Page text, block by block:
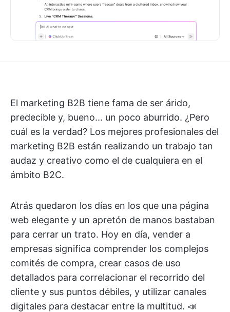
El marketing B2B tiene fama de ser árido,
predecible y, bueno... un poco aburrido. ¿Pero
cuál es la verdad? Los mejores profesionales del
marketing B2B están realizando un trabajo tan
audaz y creativo como el de cualquiera en el
ámbito B2C.
Atrás quedaron los días en los que una página
web elegante y un apretón de manos bastaban
para cerrar un trato. Hoy en día, vender a
empresas significa comprender los complejos
comités de compra, crear casos de uso
detallados para correlacionar el recorrido del
cliente y sus puntos débiles, y utilizar canales
digitales para destacar entre la multitud. 📣